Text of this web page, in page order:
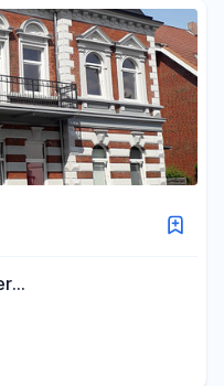
Eingang,KFZ